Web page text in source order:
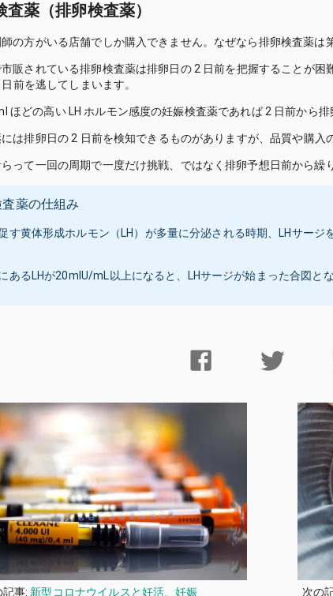
薬（排卵検査薬）
の方がいる店舗でしか購入できません。なぜなら排卵検査薬は
販されている排卵検査薬は排卵日の 2 日前を把握することが
前を逃してしまいます。
ほどの高い LH ホルモン感度の妊娠検査薬であれば 2 日前から排
は排卵日の 2 日前を検知できるものがありますが、品質や購入
って一回の周期で一度だけ挑戦、ではなく排卵予想日前から繰
薬の仕組み
す黄体形成ホルモン（LH）が多量に分泌される時期、LHサー
あるLHが20mIU/mL以上になると、LHサージが始まった合図とな
事: 新型コロナウイルスと妊活、妊娠 次の